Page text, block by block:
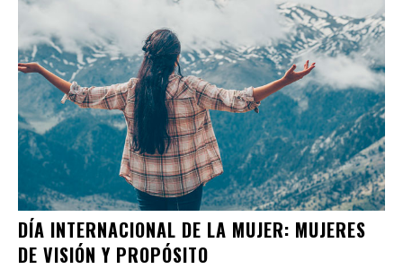
DÍA INTERNACIONAL DE LA MUJER: MUJERES
DE VISIÓN Y PROPÓSITO